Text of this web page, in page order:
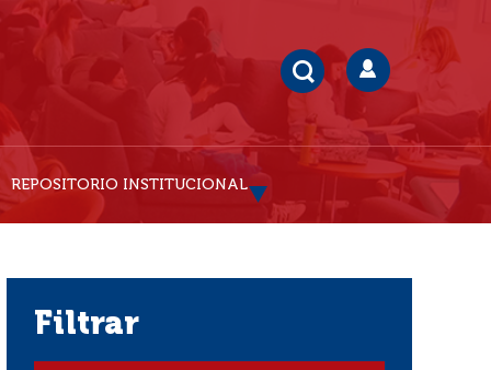
REPOSITORIO INSTITUCIONAL
filtrar